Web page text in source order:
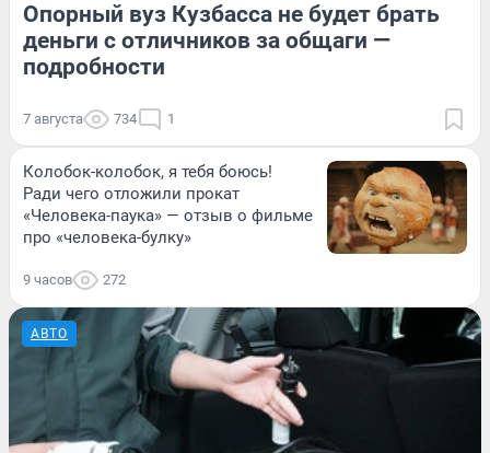
Опорный вуз Кузбасса не будет брать
деньги с отличников за общаги —
подробности
7 августа 734 1
Колобок-колобок, я тебя боюсь!
Ради чего отложили прокат
«Человека-паука» — отзыв о фильме
про «человека-булку»
9 часов 272
АВТО